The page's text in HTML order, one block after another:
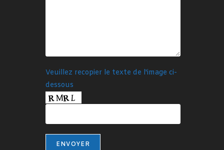
Veuillez recopier le texte de l'image ci-
dessous